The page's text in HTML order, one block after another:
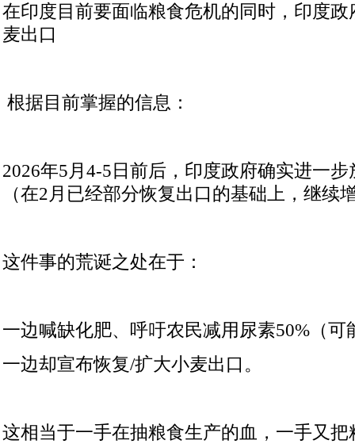
在印度目前要面临粮食危机的同时，印度政
麦出口
根据目前掌握的信息：
2026年5月4-5日前后，印度政府确实进一
（在2月已经部分恢复出口的基础上，继续
这件事的荒诞之处在于：
一边喊缺化肥、呼吁农民减用尿素50% （
一边却宣布恢复/扩大小麦出口。
这相当于一手在抽粮食生产的血，一手又